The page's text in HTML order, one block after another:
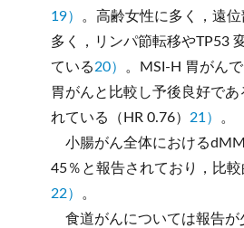
19） 。高齢女性に多く，遠
多く，リンパ節転移やTP53
ている20） 。MSI-H 胃がん
胃がんと比較し予後良好であ
れている（HR 0.76）21） 。
小腸がん全体における
45％と報告されており，比
22） 。
食道がんについては報告